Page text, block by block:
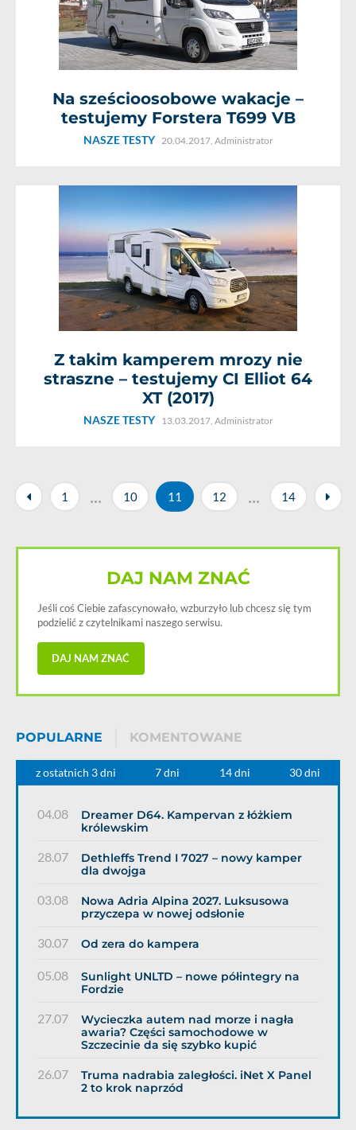
Na sześcioosobowe wakacje –
testujemy Forstera T699 VB
NASZE TESTY 20.04.2017, Administrator
Z takim kamperem mrozy nie
straszne – testujemy CI Elliot 64
XT (2017)
NASZE TESTY 13.03.2017, Administrator
1 ... 10 11 12 ... 14
DAJ NAM ZNAĆ
Jeśli coś Ciebie zafascynowało, wzburzyło lub chcesz się tym
podzielić z czytelnikami naszego serwisu.
DAJ NAM ZNAĆ
POPULARNE KOMENTOWANE
z ostatnich 3 dni 7 dni 14 dni 30 dni
04.08
Dreamer D64. Kampervan z łóżkiem
królewskim
28.07
Dethleffs Trend I 7027 – nowy kamper
dla dwojga
03.08
Nowa Adria Alpina 2027. Luksusowa
przyczepa w nowej odsłonie
30.07 Od zera do kampera
05.08
Sunlight UNLTD – nowe półintegry na
Fordzie
27.07
Wycieczka autem nad morze i nagła
awaria? Części samochodowe w
Szczecinie da się szybko kupić
26.07
Truma nadrabia zaległości. iNet X Panel
2 to krok naprzód